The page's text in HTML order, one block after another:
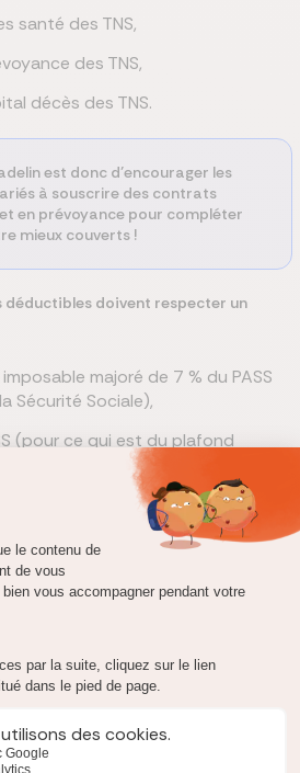
santé des TNS,
des TNS,
décès des TNS.
est donc d’encourager les
à souscrire des contrats
en prévoyance pour compléter
mieux couverts !
doivent respecter un
majoré de 7 % du PASS
Sécurité Sociale),
(pour ce qui est du plafond
les revenus de l’année N doivent
ceux de l’année N-1.
les conjoints
sociaux salariés ne
des avantages fiscaux de la loi
dans une assurance
?